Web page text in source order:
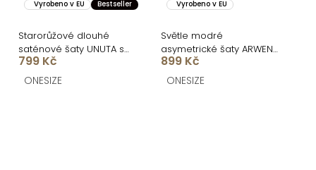
Vyrobeno v EU Bestseller
Starorůžové dlouhé
saténové šaty UNUTA s
odhalenými zády
799 Kč
ONESIZE
Vyrobeno v EU
Světle modré
asymetrické šaty ARWEN
s rozparkem
899 Kč
ONESIZE